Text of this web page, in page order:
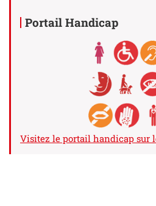
Portail Handicap
Visitez le portail handicap sur